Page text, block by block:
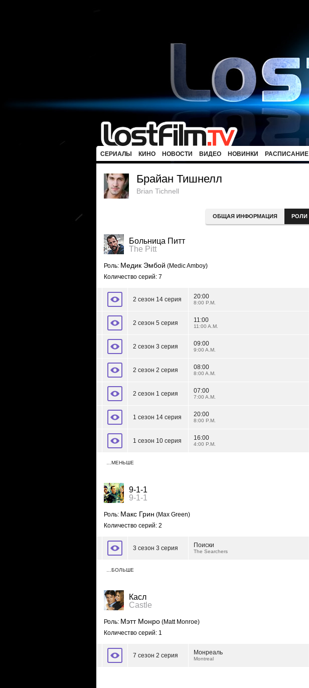
СЕРИАЛЫ КИНО НОВОСТИ ВИДЕО НОВИНКИ РАСПИСАНИЕ
Брайан Тишнелл
Brian Tichnell
ОБЩАЯ ИНФОРМАЦИЯ РОЛИ
Больница Питт
The Pitt
Роль: Медик Эмбой (Medic Amboy)
Количество серий: 7
2 сезон 14 серия 20:00
8:00 P.M.
2 сезон 5 серия 11:00
11:00 A.M.
2 сезон 3 серия 09:00
9:00 A.M.
2 сезон 2 серия 08:00
8:00 A.M.
2 сезон 1 серия 07:00
7:00 A.M.
1 сезон 14 серия 20:00
8:00 P.M.
1 сезон 10 серия 16:00
4:00 P.M.
…МЕНЬШЕ
9-1-1
9-1-1
Роль: Макс Грин (Max Green)
Количество серий: 2
3 сезон 3 серия Поиски
The Searchers
…БОЛЬШЕ
Касл
Castle
Роль: Мэтт Монро (Matt Monroe)
Количество серий: 1
7 сезон 2 серия Монреаль
Montreal